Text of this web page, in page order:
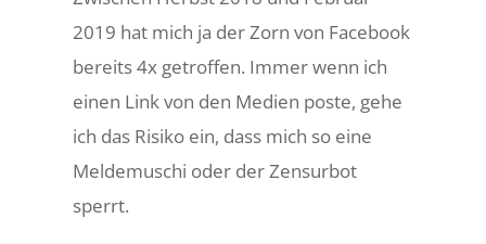
2019 hat mich ja der Zorn von Facebook
bereits 4x getroffen. Immer wenn ich
einen Link von den Medien poste, gehe
ich das Risiko ein, dass mich so eine
Meldemuschi oder der Zensurbot
sperrt.